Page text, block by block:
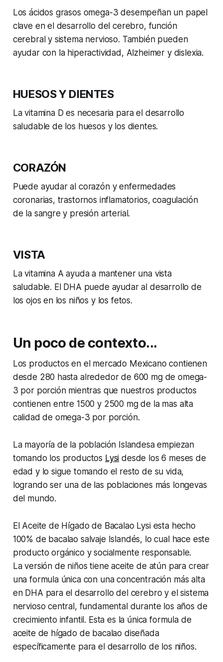
Los ácidos grasos omega-3 desempeñan un papel
clave en el desarrollo del cerebro, función
cerebral y sistema nervioso. También pueden
ayudar con la hiperactividad, Alzheimer y dislexia.
HUESOS Y DIENTES
La vitamina D es necesaria para el desarrollo
saludable de los huesos y los dientes.
CORAZÓN
Puede ayudar al corazón y enfermedades
coronarias, trastornos inflamatorios, coagulación
de la sangre y presión arterial.
VISTA
La vitamina A ayuda a mantener una vista
saludable. El DHA puede ayudar al desarrollo de
los ojos en los niños y los fetos.
Un poco de contexto...
Los productos en el mercado Mexicano contienen
desde 280 hasta alrededor de 600 mg de omega-
3 por porción mientras que nuestros productos
contienen entre 1500 y 2500 mg de la mas alta
calidad de omega-3 por porción.
La mayoría de la población Islandesa empiezan
tomando los productos Lysi desde los 6 meses de
edad y lo sigue tomando el resto de su vida,
logrando ser una de las poblaciones más longevas
del mundo.
El Aceite de Hígado de Bacalao Lysi esta hecho
100% de bacalao salvaje Islandés, lo cual hace este
producto orgánico y socialmente responsable.
La versión de niños tiene aceite de atún para crear
una formula única con una concentración más alta
en DHA para el desarrollo del cerebro y el sistema
nervioso central, fundamental durante los años de
crecimiento infantil. Esta es la única formula de
aceite de hígado de bacalao diseñada
específicamente para el desarrollo de los niños.